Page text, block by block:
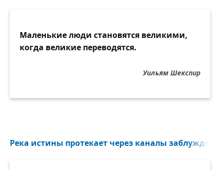
Маленькие люди становятся великими,
когда великие переводятся.
Уильям Шекспир
Река истины протекает через каналы